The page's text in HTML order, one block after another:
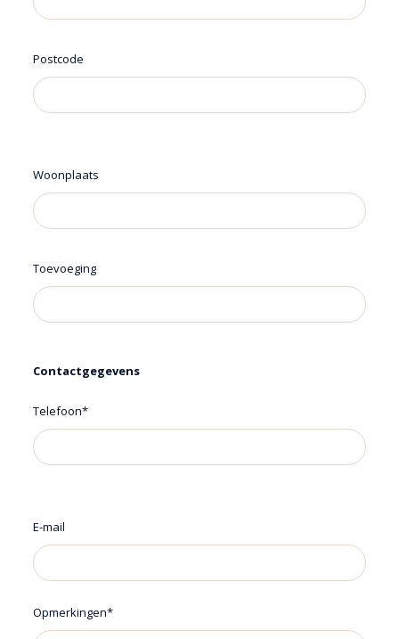
Postcode
Woonplaats
Toevoeging
Contactgegevens
Telefoon*
E-mail
Opmerkingen*